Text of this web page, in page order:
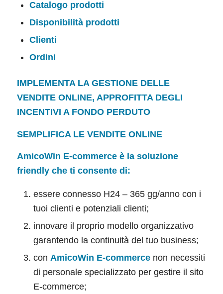
Catalogo prodotti
Disponibilità prodotti
Clienti
Ordini
IMPLEMENTA LA GESTIONE DELLE
VENDITE ONLINE, APPROFITTA DEGLI
INCENTIVI A FONDO PERDUTO
SEMPLIFICA LE VENDITE ONLINE
AmicoWin E-commerce è la soluzione
friendly che ti consente di:
essere connesso H24 – 365 gg/anno con i
tuoi clienti e potenziali clienti;
innovare il proprio modello organizzativo
garantendo la continuità del tuo business;
con AmicoWin E-commerce non necessiti
di personale specializzato per gestire il sito
E-commerce;